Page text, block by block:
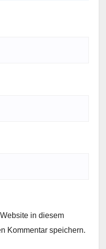
in diesem
Kommentar speichern.